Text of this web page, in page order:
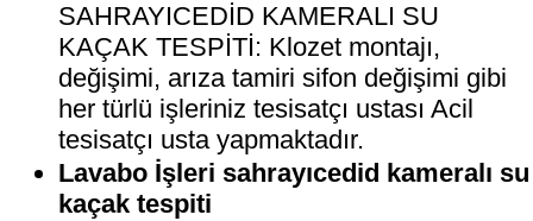
SAHRAYICEDİD KAMERALI SU
KAÇAK TESPİTİ: Klozet montajı,
değişimi, arıza tamiri sifon değişimi gibi
her türlü işleriniz tesisatçı ustası Acil
tesisatçı usta yapmaktadır.
Lavabo İşleri sahrayıcedid kameralı su
kaçak tespiti